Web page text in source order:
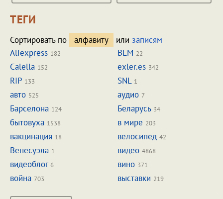
ТЕГИ
Сортировать по алфавиту или записям
Aliexpress 182 BLM 22
Calella 152 exler.es 342
RIP 133 SNL 1
авто 525 аудио 7
Барселона 124 Беларусь 34
бытовуха 1538 в мире 203
вакцинация 18 велосипед 42
Венесуэла 1 видео 4868
видеоблог 6 вино 371
война 703 выставки 219